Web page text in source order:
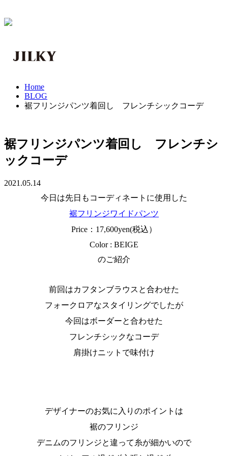
Home
BLOG
裾フリンジパンツ着回し フレンチシックコーデ
裾フリンジパンツ着回し フレンチシ
ックコーデ
2021.05.14
今日は先日もコーディネートに使用した
裾フリンジワイドパンツ
Price：17,600yen(税込）
Color : BEIGE
のご紹介
前回はカフタンブラウスと合わせた
フォークロアなスタイリングでしたが
今回はボーダーと合わせた
フレンチシックなコーデ
肩掛けニットで味付け
デザイナーのお気に入りのポイントは
裾のフリンジ
デニムのフリンジと違って糸が細かいので